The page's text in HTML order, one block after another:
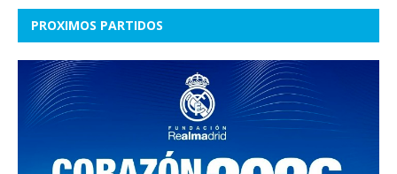
PROXIMOS PARTIDOS